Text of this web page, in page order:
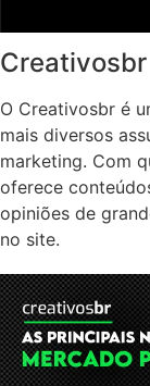
Creativosbr
O Creativosbr é
mais diversos
marketing. Com
oferece
opiniões de
no site.